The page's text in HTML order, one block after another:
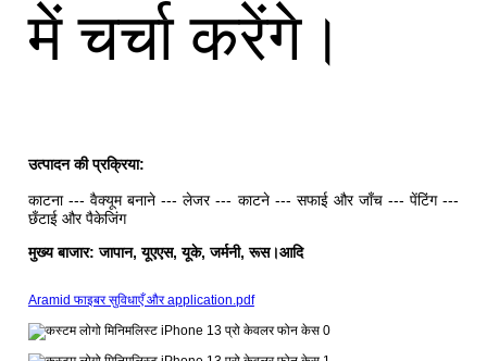
में चर्चा करेंगे।
उत्पादन की प्रक्रिया:
काटना --- वैक्यूम बनाने --- लेजर --- काटने --- सफाई और जाँच --- पेंटिंग ---
छँटाई और पैकेजिंग
मुख्य बाजार: जापान, यूएएस, यूके, जर्मनी, रूस।आदि
Aramid फाइबर सुविधाएँ और application.pdf